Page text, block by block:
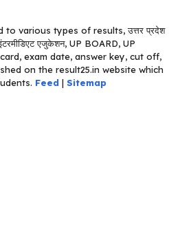
various types of results, उत्तर प्रदेश
एजुकेशन, UP BOARD, UP
exam date, answer key, cut off,
on the result25.in website which
Feed | Sitemap